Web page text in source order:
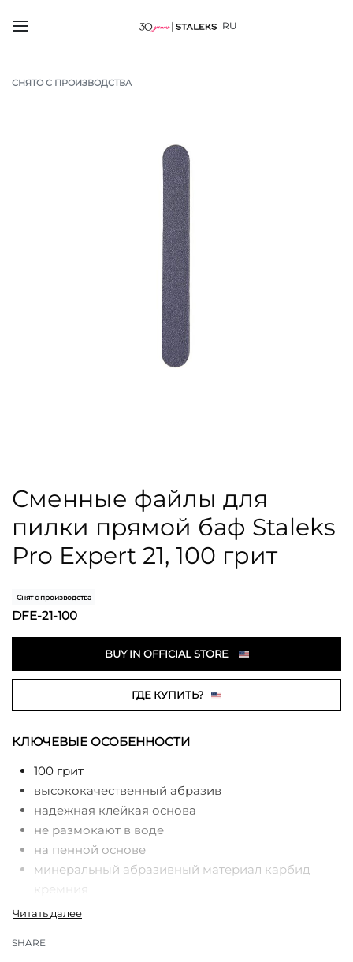
RU
СНЯТО С ПРОИЗВОДСТВА
Сменные файлы для
пилки прямой баф Staleks
Pro Expert 21, 100 грит
Снят с производства
DFE-21-100
BUY IN OFFICIAL STORE
ГДЕ КУПИТЬ?
КЛЮЧЕВЫЕ ОСОБЕННОСТИ
100 грит
высококачественный абразив
надежная клейкая основа
не размокают в воде
на пенной основе
минеральный абразивный материал карбид
кремния
SHARE